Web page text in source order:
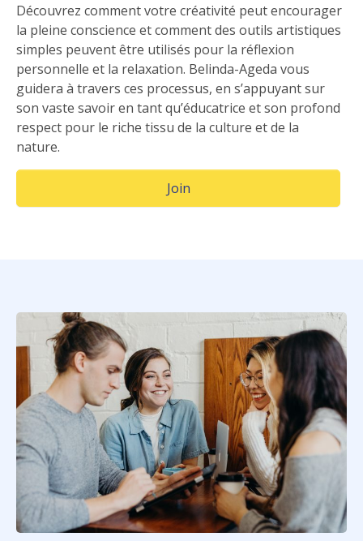
Découvrez comment votre créativité peut encourager
la pleine conscience et comment des outils artistiques
simples peuvent être utilisés pour la réflexion
personnelle et la relaxation. Belinda-Ageda vous
guidera à travers ces processus, en s’appuyant sur
son vaste savoir en tant qu’éducatrice et son profond
respect pour le riche tissu de la culture et de la
nature.
Join(Opens in a new window)